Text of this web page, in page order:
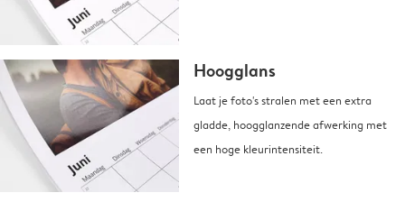
Hoogglans
Laat je foto's stralen met een extra
gladde, hoogglanzende afwerking met
een hoge kleurintensiteit.